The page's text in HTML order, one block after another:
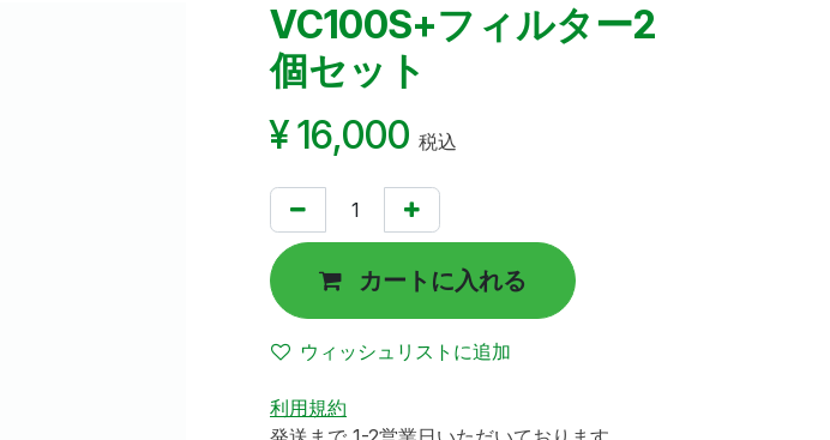
VC100S+フィルター2
個セット
¥16,000 税込
カートに入れる
ウィッシュリストに追加
利用規約